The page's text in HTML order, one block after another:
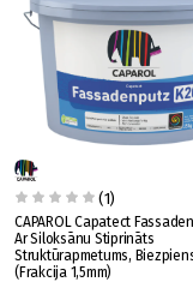
(1)
CAPAROL Capatect
Ar Siloksānu Stiprināts
Struktūrapmetums,
(Frakcija 1,5mm)